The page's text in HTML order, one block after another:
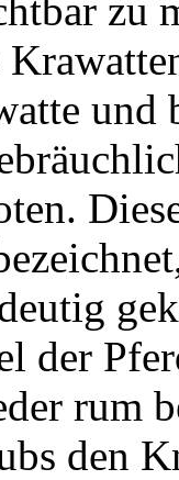
zu
und
der
rum
den